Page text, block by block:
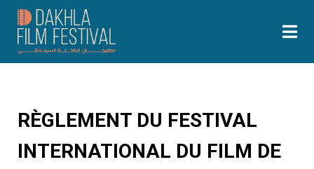
RÈGLEMENT DU FESTIVAL
INTERNATIONAL DU FILM DE